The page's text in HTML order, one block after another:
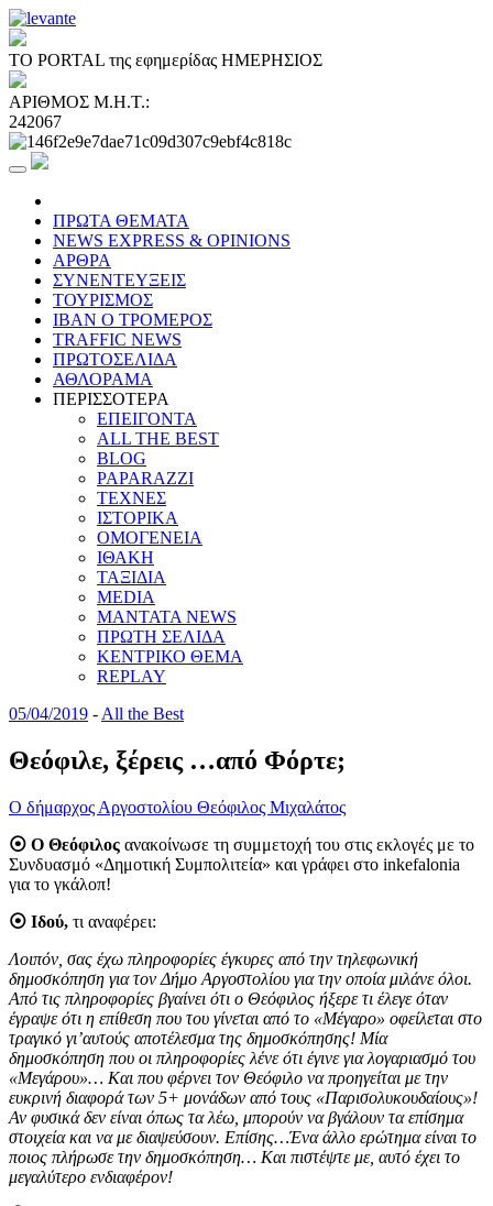
ΤΟ PORTAL της εφημερίδας ΗΜΕΡΗΣΙΟΣ
ΑΡΙΘΜΟΣ Μ.Η.Τ.:
242067
ΠΡΩΤΑ ΘΕΜΑΤΑ
NEWS EXPRESS & OPINIONS
ΑΡΘΡΑ
ΣΥΝΕΝΤΕΥΞΕΙΣ
ΤΟΥΡΙΣΜΟΣ
ΙΒΑΝ Ο ΤΡΟΜΕΡΟΣ
TRAFFIC NEWS
ΠΡΩΤΟΣΕΛΙΔΑ
ΑΘΛΟΡΑΜΑ
ΠΕΡΙΣΣΟΤΕΡΑ
ΕΠΕΙΓΟΝΤΑ
ALL THE BEST
BLOG
PAPARAZZI
ΤΕΧΝΕΣ
ΙΣΤΟΡΙΚΑ
ΟΜΟΓΕΝΕΙΑ
ΙΘΑΚΗ
ΤΑΞΙΔΙΑ
MEDIA
MANTATA NEWS
ΠΡΩΤΗ ΣΕΛΙΔΑ
ΚΕΝΤΡΙΚΟ ΘΕΜΑ
REPLAY
05/04/2019 - All the Best
Θεόφιλε, ξέρεις …από Φόρτε;
Ο δήμαρχος Αργοστολίου Θεόφιλος Μιχαλάτος
⦿ Ο Θεόφιλος ανακοίνωσε τη συμμετοχή του στις εκλογές με το
Συνδυασμό «Δημοτική Συμπολιτεία» και γράφει στο inkefalonia
για το γκάλοπ!
⦿ Ιδού, τι αναφέρει:
Λοιπόν, σας έχω πληροφορίες έγκυρες από την τηλεφωνική
δημοσκόπηση για τον Δήμο Αργοστολίου για την οποία μιλάνε όλοι.
Από τις πληροφορίες βγαίνει ότι ο Θεόφιλος ήξερε τι έλεγε όταν
έγραψε ότι η επίθεση που του γίνεται από το «Μέγαρο» οφείλεται στο
τραγικό γι’αυτούς αποτέλεσμα της δημοσκόπησης! Μία
δημοσκόπηση που οι πληροφορίες λένε ότι έγινε για λογαριασμό του
«Μεγάρου»… Και που φέρνει τον Θεόφιλο να προηγείται με την
ευκρινή διαφορά των 5+ μονάδων από τους «Παρισολυκουδαίους»!
Αν φυσικά δεν είναι όπως τα λέω, μπορούν να βγάλουν τα επίσημα
στοιχεία και να με διαψεύσουν. Επίσης…Ένα άλλο ερώτημα είναι το
ποιος πλήρωσε την δημοσκόπηση… Και πιστέψτε με, αυτό έχει το
μεγαλύτερο ενδιαφέρον!